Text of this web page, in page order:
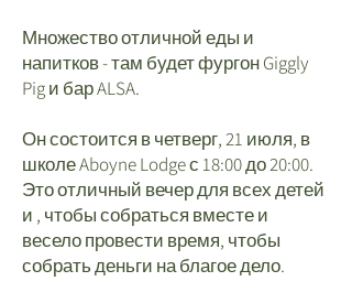
Множество отличной еды и
напитков - там будет фургон Giggly
Pig и бар ALSA.
Он состоится в четверг, 21 июля, в
школе Aboyne Lodge с 18:00 до 20:00.
Это отличный вечер для всех детей
и , чтобы собраться вместе и
весело провести время, чтобы
собрать деньги на благое дело.